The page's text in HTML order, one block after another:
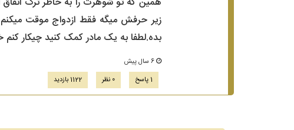
زیر حرفش میگه فقط ازدواج موقت
بده.لطفا به یک مادر کمک کنید چیکار کنم
6 سال پیش
1 پاسخ
0 نظر 1122 بازدید